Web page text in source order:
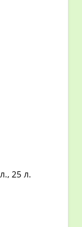
25 л.